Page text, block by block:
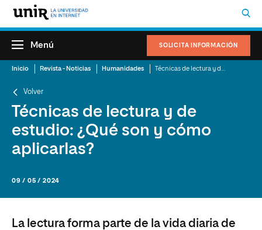
SOLICITA INFORMACIÓN
Menú
Inicio Revista - Noticias Humanidades
Volver
Técnicas de lectura y de
estudio: ¿Qué son y cómo
aplicarlas?
09 / 05 / 2024
La lectura forma parte de la vida diaria de